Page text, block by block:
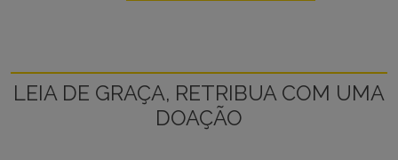
LEIA DE GRAÇA, RETRIBUA COM UMA
DOAÇÃO